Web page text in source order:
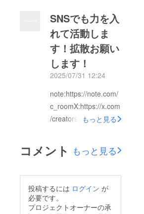
SNSでも力を入
れて活動しま
す！拡散お願い
します！
2025/07/31 12:24
note:https://note.com/
c_roomX:https://x.com
/creators_room25?
もっと見る
コメント もっと見る
投稿するには ログイン が
必要です。
プロジェクトオーナーの承